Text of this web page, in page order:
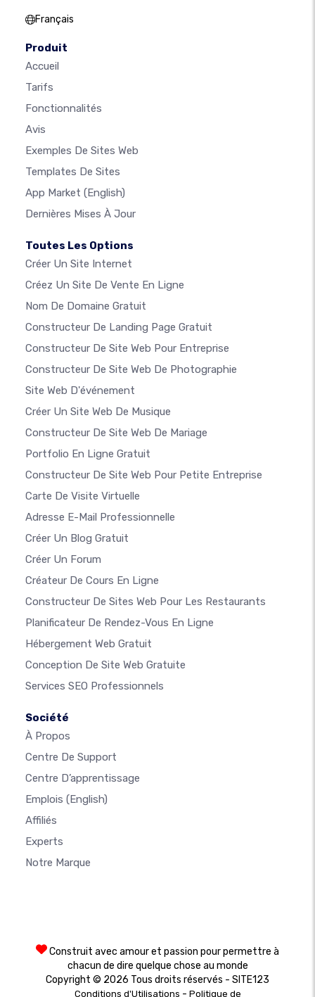
Français
Produit
Accueil
Tarifs
Fonctionnalités
Avis
Exemples De Sites Web
Templates De Sites
App Market (English)
Dernières Mises À Jour
Toutes Les Options
Créer Un Site Internet
Créez Un Site De Vente En Ligne
Nom De Domaine Gratuit
Constructeur De Landing Page Gratuit
Constructeur De Site Web Pour Entreprise
Constructeur De Site Web De Photographie
Site Web D'événement
Créer Un Site Web De Musique
Constructeur De Site Web De Mariage
Portfolio En Ligne Gratuit
Constructeur De Site Web Pour Petite Entreprise
Carte De Visite Virtuelle
Adresse E-Mail Professionnelle
Créer Un Blog Gratuit
Créer Un Forum
Créateur De Cours En Ligne
Constructeur De Sites Web Pour Les Restaurants
Planificateur De Rendez-Vous En Ligne
Hébergement Web Gratuit
Conception De Site Web Gratuite
Services SEO Professionnels
Société
À Propos
Centre De Support
Centre D’apprentissage
Emplois (English)
Affiliés
Experts
Notre Marque
Construit avec amour et passion pour permettre à
chacun de dire quelque chose au monde
Copyright © 2026 Tous droits réservés - SITE123
Conditions d'Utilisations - Politique de